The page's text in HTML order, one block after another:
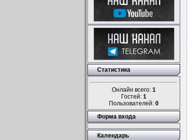
Статистика
Онлайн всего: 1
Гостей: 1
Пользователей: 0
Форма входа
Календарь